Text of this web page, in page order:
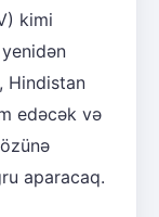
kimi
Hindistan
edəcək və
aparacaq.